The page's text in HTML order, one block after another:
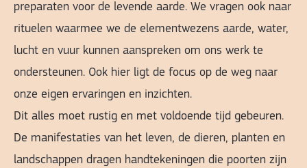
preparaten voor de levende aarde. We vragen ook naar
rituelen waarmee we de elementwezens aarde, water,
lucht en vuur kunnen aanspreken om ons werk te
ondersteunen. Ook hier ligt de focus op de weg naar
onze eigen ervaringen en inzichten.
Dit alles moet rustig en met voldoende tijd gebeuren.
De manifestaties van het leven, de dieren, planten en
landschappen dragen handtekeningen die poorten zijn